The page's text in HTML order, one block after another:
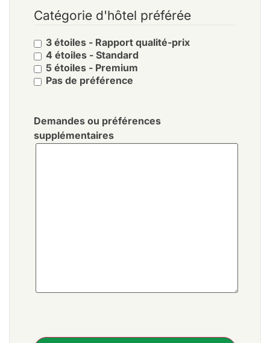
Catégorie d'hôtel préférée
3 étoiles - Rapport qualité-prix
4 étoiles - Standard
5 étoiles - Premium
Pas de préférence
Demandes ou préférences
supplémentaires